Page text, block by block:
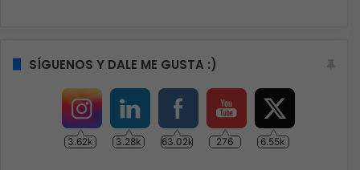
SÍGUENOS Y DALE ME GUSTA :)
3.62k 3.28k 63.02k 276 6.55k